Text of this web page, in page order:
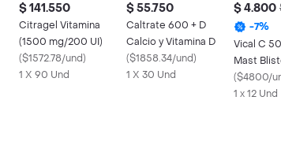
$ 141.550
Citragel Vitamina
(1500 mg/200 UI)
($1572.78/und)
1 X 90 Und
$ 55.750
Caltrate 600 + D
Calcio y Vitamina D
($1858.34/und)
1 X 30 Und
$ 4.800
-7%
Vical C
Mast
($4800/
1 x 12 Und